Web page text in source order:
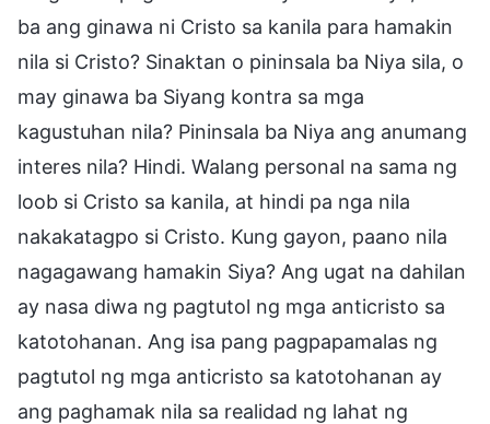
ba ang ginawa ni Cristo sa kanila para hamakin
nila si Cristo? Sinaktan o pininsala ba Niya sila, o
may ginawa ba Siyang kontra sa mga
kagustuhan nila? Pininsala ba Niya ang anumang
interes nila? Hindi. Walang personal na sama ng
loob si Cristo sa kanila, at hindi pa nga nila
nakakatagpo si Cristo. Kung gayon, paano nila
nagagawang hamakin Siya? Ang ugat na dahilan
ay nasa diwa ng pagtutol ng mga anticristo sa
katotohanan. Ang isa pang pagpapamalas ng
pagtutol ng mga anticristo sa katotohanan ay
ang paghamak nila sa realidad ng lahat ng